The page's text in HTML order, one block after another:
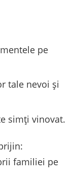
pe
tale nevoi și
simți vinovat.
familiei pe